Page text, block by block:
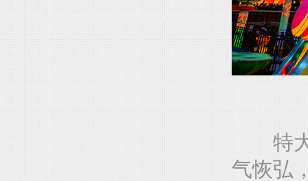
特大
气恢弘